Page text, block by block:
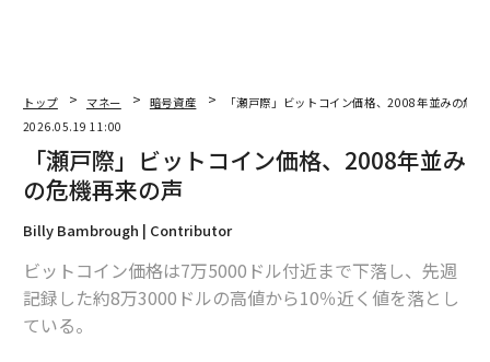
インを元手としており、トランプの大統領令はその売却
を禁止している。
共和党のニック・ベギッチ議員（アラスカ州選出）は4
月、ビットコインを戦略的準備資産として位置づける法
案を連邦議会に再提出する計画を明らかにした。
『Bitcoin 2026』にも登壇したベギッチは、「ビットコ
イン法案（Bitcoin Act）」の通称で知られるこの法案を
トップ マネー 暗号資産
「瀬戸際」ビットコイン価格、2008年並みの危
2026.05.19 11:00
「瀬戸際」ビットコイン価格、2008年並み
の危機再来の声
Billy Bambrough | Contributor
ビットコイン価格は7万5000ドル付近まで下落し、先週
記録した約8万3000ドルの高値から10％近く値を落とし
ている。